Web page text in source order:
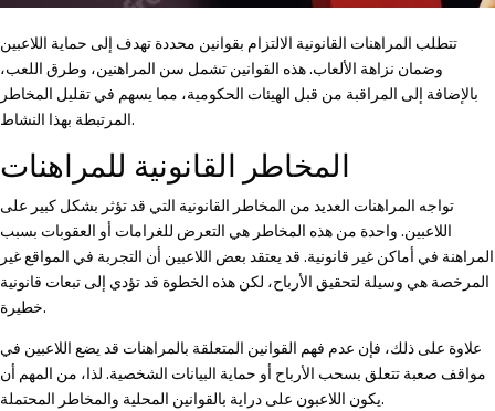
تتطلب المراهنات القانونية الالتزام بقوانين محددة تهدف إلى حماية اللاعبين
وضمان نزاهة الألعاب. هذه القوانين تشمل سن المراهنين، وطرق اللعب،
بالإضافة إلى المراقبة من قبل الهيئات الحكومية، مما يسهم في تقليل المخاطر
المرتبطة بهذا النشاط.
المخاطر القانونية للمراهنات
تواجه المراهنات العديد من المخاطر القانونية التي قد تؤثر بشكل كبير على
اللاعبين. واحدة من هذه المخاطر هي التعرض للغرامات أو العقوبات بسبب
المراهنة في أماكن غير قانونية. قد يعتقد بعض اللاعبين أن التجربة في المواقع غير
المرخصة هي وسيلة لتحقيق الأرباح، لكن هذه الخطوة قد تؤدي إلى تبعات قانونية
خطيرة.
علاوة على ذلك، فإن عدم فهم القوانين المتعلقة بالمراهنات قد يضع اللاعبين في
مواقف صعبة تتعلق بسحب الأرباح أو حماية البيانات الشخصية. لذا، من المهم أن
يكون اللاعبون على دراية بالقوانين المحلية والمخاطر المحتملة.